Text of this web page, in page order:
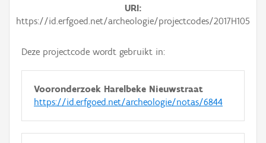
URI
https://id.erfgoed.net/archeologie/projectcodes/2017H105
Deze projectcode wordt gebruikt in:
Vooronderzoek Harelbeke Nieuwstraat
https://id.erfgoed.net/archeologie/notas/6844